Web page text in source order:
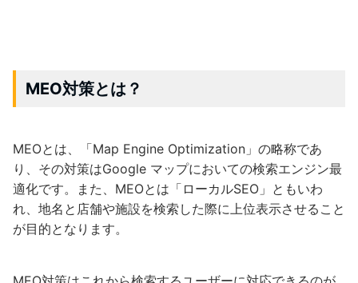
MEO対策とは？
MEOとは、「Map Engine Optimization」の略称であ
り、その対策はGoogle マップにおいての検索エンジン最
適化です。また、MEOとは「ローカルSEO」ともいわ
れ、地名と店舗や施設を検索した際に上位表示させること
が目的となります。